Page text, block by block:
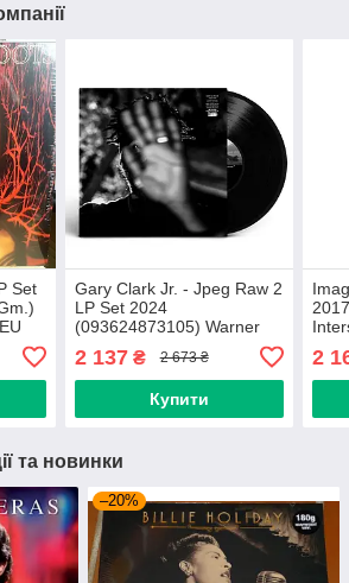
Set
Gary Clark Jr. - Jpeg Raw 2
LP Set 2024
(093624873105) Warner
Records/EU Mint Вінілова
платівка (art.246980)
2 137₴ 2 673 ₴
Купити
2
та новинки
–20%